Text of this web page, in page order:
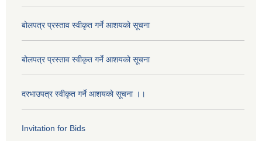
बोलपत्र प्रस्ताव स्वीकृत गर्ने आशयको सूचना
बोलपत्र प्रस्ताव स्वीकृत गर्ने आशयको सूचना
दरभाउपत्र स्वीकृत गर्ने आशयको सूचना ।।
Invitation for Bids